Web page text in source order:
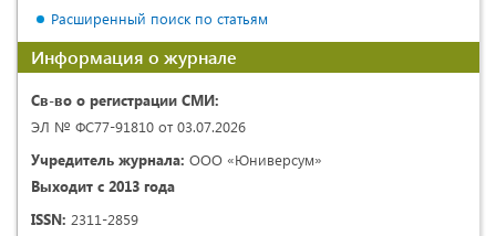
Расширенный поиск по статьям
Информация о журнале
Св-во о регистрации СМИ:
ЭЛ № ФС77-91810 от 03.07.2026
Учредитель журнала: ООО «Юниверсум»
Выходит с 2013 года
ISSN: 2311-2859